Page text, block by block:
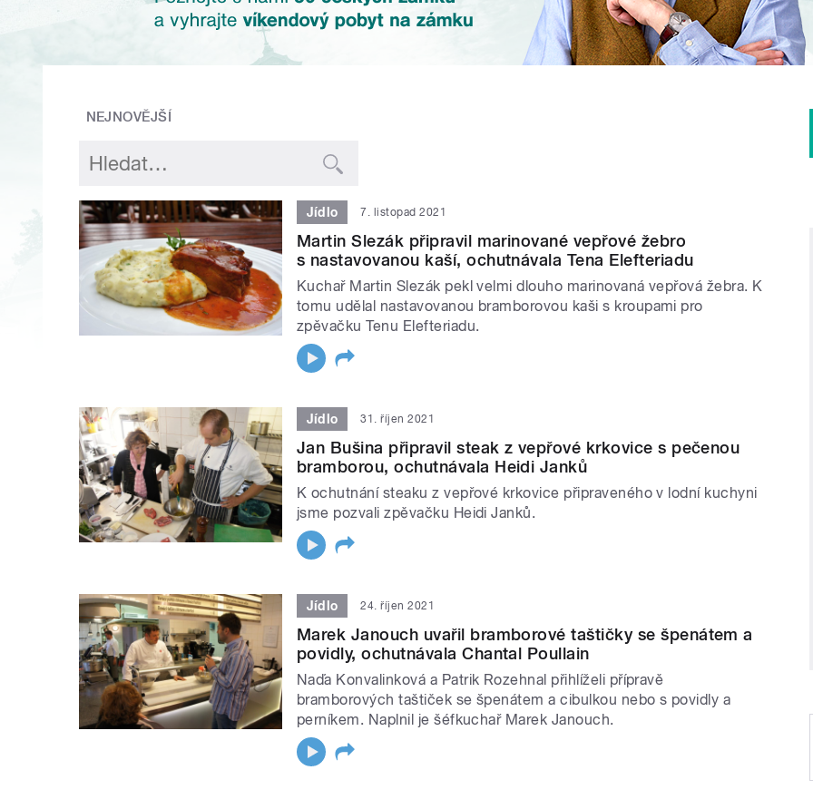
NEJNOVĚJŠÍ
Jídlo 7. listopad 2021
Martin Slezák připravil marinované vepřové žebro
s nastavovanou kaší, ochutnávala Tena Elefteriadu
Kuchař Martin Slezák pekl velmi dlouho marinovaná vepřová žebra. K
tomu udělal nastavovanou bramborovou kaši s kroupami pro
zpěvačku Tenu Elefteriadu.
Jídlo 31. říjen 2021
Jan Bušina připravil steak z vepřové krkovice s pečenou
bramborou, ochutnávala Heidi Janků
K ochutnání steaku z vepřové krkovice připraveného v lodní kuchyni
jsme pozvali zpěvačku Heidi Janků.
Jídlo 24. říjen 2021
Marek Janouch uvařil bramborové taštičky se špenátem a
povidly, ochutnávala Chantal Poullain
Naďa Konvalinková a Patrik Rozehnal přihlíželi přípravě
bramborových taštiček se špenátem a cibulkou nebo s povidly a
perníkem. Naplnil je šéfkuchař Marek Janouch.